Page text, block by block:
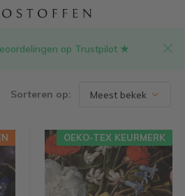
op Trustpilot ★
met meubelstof met
Sorteren op:
OEKO-TEX KEURMERK